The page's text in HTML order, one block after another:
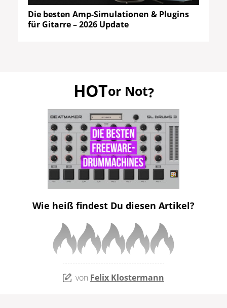
Die besten Amp-Simulationen & Plugins
für Gitarre – 2026 Update
HOTor Not?
Wie heiß findest Du diesen Artikel?
von Felix Klostermann